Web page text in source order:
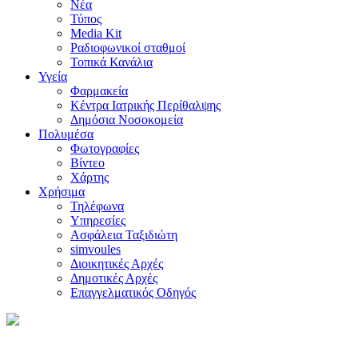
Νέα
Τύπος
Media Kit
Ραδιοφωνικοί σταθμοί
Τοπικά Κανάλια
Υγεία
Φαρμακεία
Κέντρα Ιατρικής Περίθαλψης
Δημόσια Νοσοκομεία
Πολυμέσα
Φωτογραφίες
Bίντεο
Χάρτης
Χρήσιμα
Τηλέφωνα
Υπηρεσίες
Ασφάλεια Ταξιδιώτη
simvoules
Διοικητικές Αρχές
Δημοτικές Αρχές
Επαγγελματικός Οδηγός